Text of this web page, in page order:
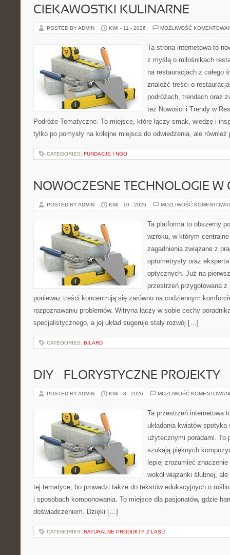
CIEKAWOSTKI KULINARNE
POSTED BY ADMIN KWI - 11 - 2026 MOŻLIWOŚĆ
Ta strona internetowa to
z myślą o miłośnikach
na restauracjach z całego
znaleźć treści o
podróżach, trendach oraz
też Nowości i Trendy w
Podróże Tematyczne. To miejsce, które łączy smak, wiedzę i
tylko po pomysły na kolejne miejsca do odwiedzenia, ale
CATEGORIES: FUNDACJE I NGO
NOWOCZESNE TECHNOLOGIE W
POSTED BY ADMIN KWI - 10 - 2026 MOŻLIWOŚĆ
Ta platforma to obszerny
wzroku, w którym
zagadnienia związane z
optometrysty oraz
optycznych. Już na
przestrzeń przygotowana
ponieważ treści koncentrują się zarówno na codziennym
rozpoznawaniu problemów. Witryna łączy w sobie cechy
specjalistycznego, a jej układ sugeruje stały rozwój […]
CATEGORIES: BILARD
DIY – FLORYSTYCZNE PROJEKTY
POSTED BY ADMIN KWI - 8 - 2026 MOŻLIWOŚĆ
Ta przestrzeń internetowa
układania kwiatów
użytecznymi poradami. To
szukają pięknych
lepiej zrozumieć
wokół wiązanki ślubnej,
tej tematyce, bo prowadzi także do tekstów edukacyjnych o
i sposobach komponowania. To miejsce dla pasjonatów, gdzie
doświadczeniem. Dzięki […]
CATEGORIES: NATURALNE PRODUKTY Z LASU